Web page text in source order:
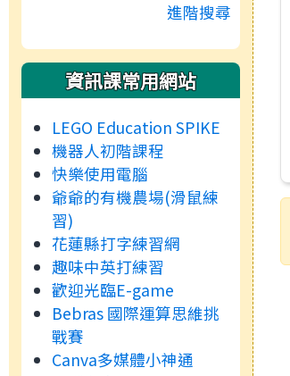
進階搜尋
資訊課常用網站
LEGO Education SPIKE
機器人初階課程
快樂使用電腦
爺爺的有機農場(滑鼠練
習)
花蓮縣打字練習網
趣味中英打練習
歡迎光臨E-game
Bebras 國際運算思維挑
戰賽
Canva多媒體小神通